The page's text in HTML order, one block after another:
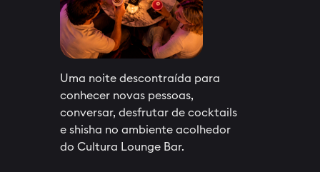
Uma noite descontraída para
conhecer novas pessoas,
conversar, desfrutar de cocktails
e shisha no ambiente acolhedor
do Cultura Lounge Bar.